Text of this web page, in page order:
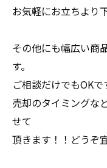
お気軽にお立ちより
その他にも幅広い商
す。
ご相談だけでもOKで
売却のタイミングな
せて
頂きます！！どうぞ